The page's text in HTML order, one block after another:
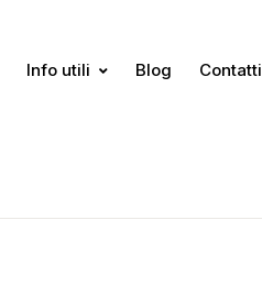
Info utili Blog Contatti